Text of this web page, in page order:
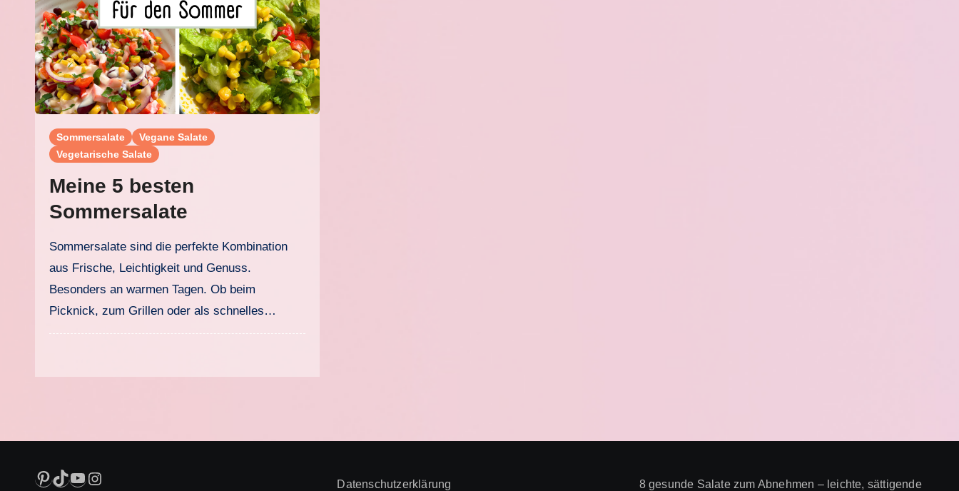
Sommersalate
Vegane Salate
Vegetarische Salate
Meine 5 besten
Sommersalate
Sommersalate sind die perfekte Kombination
aus Frische, Leichtigkeit und Genuss.
Besonders an warmen Tagen. Ob beim
Picknick, zum Grillen oder als schnelles…
Pinterest
TikTok
YouTube
Instagram Datenschutzerklärung
8 gesunde Salate zum Abnehmen – leichte, sättigende